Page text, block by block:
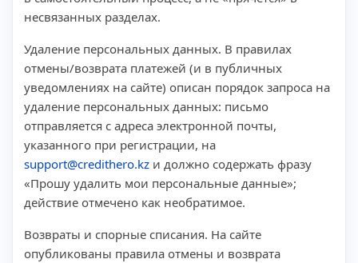
несвязанных разделах.
Удаление персональных данных. В правилах
отмены/возврата платежей (и в публичных
уведомлениях на сайте) описан порядок запроса на
удаление персональных данных: письмо
отправляется с адреса электронной почты,
указанного при регистрации, на
support@credithero.kz и должно содержать фразу
«Прошу удалить мои персональные данные»;
действие отмечено как необратимое.
Возвраты и спорные списания. На сайте
опубликованы правила отмены и возврата